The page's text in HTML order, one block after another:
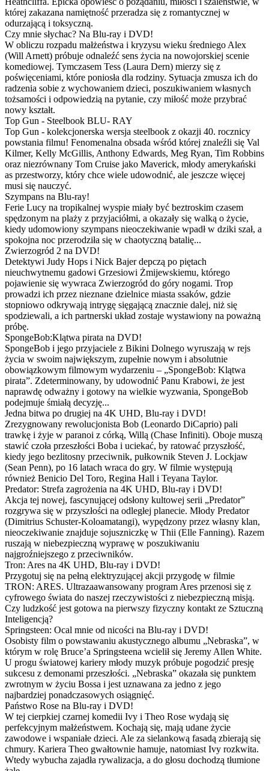
której zakazana namiętność przeradza się z romantycznej w
odurzającą i toksyczną.
Czy mnie słychac? Na Blu-ray i DVD!
W obliczu rozpadu małżeństwa i kryzysu wieku średniego Alex
(Will Arnett) próbuje odnaleźć sens życia na nowojorskiej scenie
komediowej. Tymczasem Tess (Laura Dern) mierzy się z
poświęceniami, które poniosła dla rodziny. Sytuacja zmusza ich do
radzenia sobie z wychowaniem dzieci, poszukiwaniem własnych
tożsamości i odpowiedzią na pytanie, czy miłość może przybrać
nowy kształt.
Top Gun - Steelbook BLU- RAY
Top Gun - kolekcjonerska wersja steelbook z okazji 40. rocznicy
powstania filmu! Fenomenalna obsada wśród której znaleźli się Val
Kilmer, Kelly McGillis, Anthony Edwards, Meg Ryan, Tim Robbins
oraz niezrównany Tom Cruise jako Maverick, młody amerykański
as przestworzy, który chce wiele udowodnić, ale jeszcze więcej
musi się nauczyć.
Szympans na Blu-ray!
Ferie Lucy na tropikalnej wyspie miały być beztroskim czasem
spędzonym na plaży z przyjaciółmi, a okazały się walką o życie,
kiedy udomowiony szympans nieoczekiwanie wpadł w dziki szał, a
spokojna noc przerodziła się w chaotyczną batalię...
Zwierzogród 2 na DVD!
Detektywi Judy Hops i Nick Bajer depczą po piętach
nieuchwytnemu gadowi Grzesiowi Żmijewskiemu, którego
pojawienie się wywraca Zwierzogród do góry nogami. Trop
prowadzi ich przez nieznane dzielnice miasta ssaków, gdzie
stopniowo odkrywają intrygę sięgającą znacznie dalej, niż się
spodziewali, a ich partnerski układ zostaje wystawiony na poważną
próbę.
SpongeBob:Klątwa pirata na DVD!
SpongeBob i jego przyjaciele z Bikini Dolnego wyruszają w rejs
życia w swoim największym, zupełnie nowym i absolutnie
obowiązkowym filmowym wydarzeniu – „SpongeBob: Klątwa
pirata”. Zdeterminowany, by udowodnić Panu Krabowi, że jest
naprawdę odważny i gotowy na wielkie wyzwania, SpongeBob
podejmuje śmiałą decyzję...
Jedna bitwa po drugiej na 4K UHD, Blu-ray i DVD!
Zrezygnowany rewolucjonista Bob (Leonardo DiCaprio) pali
trawkę i żyje w paranoi z córką, Willą (Chase Infiniti). Oboje muszą
stawić czoła przeszłości Boba i uciekać, by ratować przyszłość,
kiedy jego bezlitosny przeciwnik, pułkownik Steven J. Lockjaw
(Sean Penn), po 16 latach wraca do gry. W filmie występują
również Benicio Del Toro, Regina Hall i Teyana Taylor.
Predator: Strefa zagrożenia na 4K UHD, Blu-ray i DVD!
Akcja tej nowej, fascynującej odsłony kultowej serii „Predator”
rozgrywa się w przyszłości na odległej planecie. Młody Predator
(Dimitrius Schuster-Koloamatangi), wypędzony przez własny klan,
nieoczekiwanie znajduje sojuszniczkę w Thii (Elle Fanning). Razem
ruszają w niebezpieczną wyprawę w poszukiwaniu
najgroźniejszego z przeciwników.
Tron: Ares na 4K UHD, Blu-ray i DVD!
Przygotuj się na pełną elektryzującej akcji przygodę w filmie
TRON: ARES. Ultrazaawansowany program Ares przenosi się z
cyfrowego świata do naszej rzeczywistości z niebezpieczną misją.
Czy ludzkość jest gotowa na pierwszy fizyczny kontakt ze Sztuczną
Inteligencją?
Springsteen: Ocal mnie od nicości na Blu-ray i DVD!
Osobisty film o powstawaniu akustycznego albumu „Nebraska”, w
którym w rolę Bruce’a Springsteena wcielił się Jeremy Allen White.
U progu światowej kariery młody muzyk próbuje pogodzić presję
sukcesu z demonami przeszłości. „Nebraska” okazała się punktem
zwrotnym w życiu Bossa i jest uznawana za jedno z jego
najbardziej ponadczasowych osiągnięć.
Państwo Rose na Blu-ray i DVD!
W tej cierpkiej czarnej komedii Ivy i Theo Rose wydają się
perfekcyjnym małżeństwem. Kochają się, mają udane życie
zawodowe i wspaniałe dzieci. Ale za sielankową fasadą zbierają się
chmury. Kariera Theo gwałtownie hamuje, natomiast Ivy rozkwita.
Wtedy wybucha zajadła rywalizacja, a do głosu dochodzą tłumione